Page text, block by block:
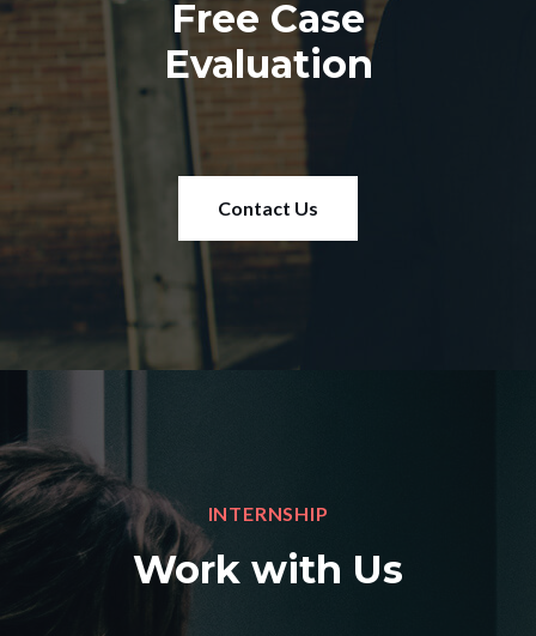
Free Case
Evaluation
Contact Us
INTERNSHIP
Work with Us